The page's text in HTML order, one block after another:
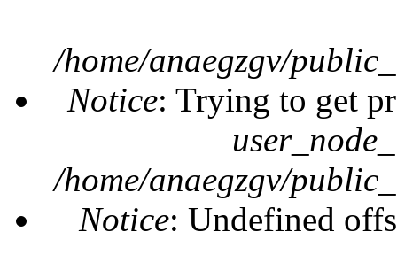
/home/anaegzgv/
Notice: Trying to get
/home/anaegzgv/
Notice: Undefined